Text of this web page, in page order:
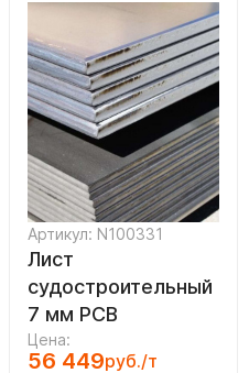
Артикул: N100331
Лист
судостроительный
7 мм РСВ
Цена:
56 449руб./т